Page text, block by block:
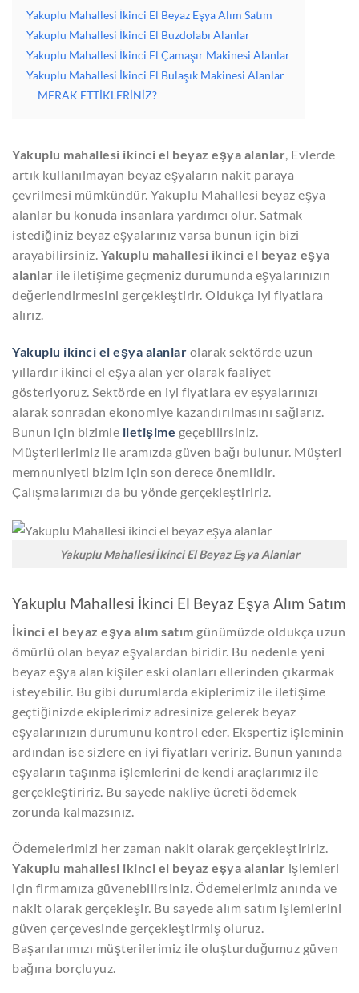
Yakuplu Mahallesi İkinci El Beyaz Eşya Alım Satım
Yakuplu Mahallesi İkinci El Buzdolabı Alanlar
Yakuplu Mahallesi İkinci El Çamaşır Makinesi Alanlar
Yakuplu Mahallesi İkinci El Bulaşık Makinesi Alanlar
MERAK ETTİKLERİNİZ?
Yakuplu mahallesi ikinci el beyaz eşya alanlar, Evlerde
artık kullanılmayan beyaz eşyaların nakit paraya
çevrilmesi mümkündür. Yakuplu Mahallesi beyaz eşya
alanlar bu konuda insanlara yardımcı olur. Satmak
istediğiniz beyaz eşyalarınız varsa bunun için bizi
arayabilirsiniz. Yakuplu mahallesi ikinci el beyaz eşya
alanlar ile iletişime geçmeniz durumunda eşyalarınızın
değerlendirmesini gerçekleştirir. Oldukça iyi fiyatlara
alırız.
Yakuplu ikinci el eşya alanlar olarak sektörde uzun
yıllardır ikinci el eşya alan yer olarak faaliyet
gösteriyoruz. Sektörde en iyi fiyatlara ev eşyalarınızı
alarak sonradan ekonomiye kazandırılmasını sağlarız.
Bunun için bizimle iletişime geçebilirsiniz.
Müşterilerimiz ile aramızda güven bağı bulunur. Müşteri
memnuniyeti bizim için son derece önemlidir.
Çalışmalarımızı da bu yönde gerçekleştiririz.
Yakuplu Mahallesi İkinci El Beyaz Eşya Alanlar
Yakuplu Mahallesi İkinci El Beyaz Eşya Alım Satım
İkinci el beyaz eşya alım satım günümüzde oldukça uzun
ömürlü olan beyaz eşyalardan biridir. Bu nedenle yeni
beyaz eşya alan kişiler eski olanları ellerinden çıkarmak
isteyebilir. Bu gibi durumlarda ekiplerimiz ile iletişime
geçtiğinizde ekiplerimiz adresinize gelerek beyaz
eşyalarınızın durumunu kontrol eder. Ekspertiz işleminin
ardından ise sizlere en iyi fiyatları veririz. Bunun yanında
eşyaların taşınma işlemlerini de kendi araçlarımız ile
gerçekleştiririz. Bu sayede nakliye ücreti ödemek
zorunda kalmazsınız.
Ödemelerimizi her zaman nakit olarak gerçekleştiririz.
Yakuplu mahallesi ikinci el beyaz eşya alanlar işlemleri
için firmamıza güvenebilirsiniz. Ödemelerimiz anında ve
nakit olarak gerçekleşir. Bu sayede alım satım işlemlerini
güven çerçevesinde gerçekleştirmiş oluruz.
Başarılarımızı müşterilerimiz ile oluşturduğumuz güven
bağına borçluyuz.